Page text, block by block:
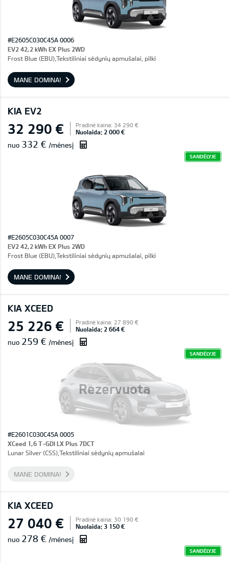
#E2605C030C45A 0006
EV2 42,2 kWh EX Plus 2WD
Frost Blue (EBU),Tekstiliniai sėdynių apmušalai, pilki
MANE DOMINA!
KIA EV2
32 290 € Pradinė kaina: 34 290 €
Nuolaida: 2 000 €
nuo 332 € /mėnesį
SANDĖLYJE
#E2605C030C45A 0007
EV2 42,2 kWh EX Plus 2WD
Frost Blue (EBU),Tekstiliniai sėdynių apmušalai, pilki
MANE DOMINA!
KIA XCEED
Rezervuota
25 226 € Pradinė kaina: 27 890 €
Nuolaida: 2 664 €
nuo 259 € /mėnesį
SANDĖLYJE
#E2601C030C45A 0005
XCeed 1,6 T-GDI LX Plus 7DCT
Lunar Silver (CSS),Tekstiliniai sėdynių apmušalai
MANE DOMINA!
KIA XCEED
27 040 € Pradinė kaina: 30 190 €
Nuolaida: 3 150 €
nuo 278 € /mėnesį
SANDĖLYJE